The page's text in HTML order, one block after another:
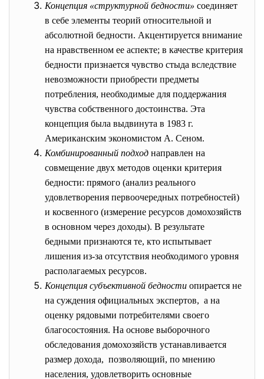
Концепция «структурной бедности» соединяет
в себе элементы теорий относительной и
абсолютной бедности. Акцентируется внимание
на нравственном ее аспекте; в качестве критерия
бедности признается чувство стыда вследствие
невозможности приобрести предметы
потребления, необходимые для поддержания
чувства собственного достоинства. Эта
концепция была выдвинута в 1983 г.
Американским экономистом А. Сеном.
Комбинированный подход направлен на
совмещение двух методов оценки критерия
бедности: прямого (анализ реального
удовлетворения первоочередных потребностей)
и косвенного (измерение ресурсов домохозяйств
в основном через доходы). В результате
бедными признаются те, кто испытывает
лишения из-за отсутствия необходимого уровня
располагаемых ресурсов.
Концепция субъективной бедности опирается не
на суждения официальных экспертов, а на
оценку рядовыми потребителями своего
благосостояния. На основе выборочного
обследования домохозяйств устанавливается
размер дохода, позволяющий, по мнению
населения, удовлетворить основные